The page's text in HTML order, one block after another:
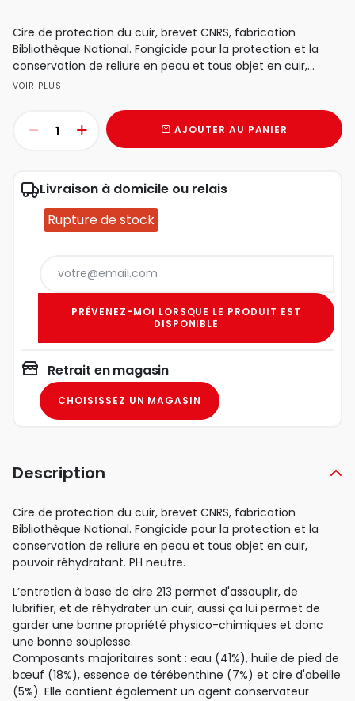
Cire de protection du cuir, brevet CNRS, fabrication
Bibliothèque National. Fongicide pour la protection et la
conservation de reliure en peau et tous objet en cuir,...
VOIR PLUS
AJOUTER AU PANIER
Livraison à domicile ou relais
Rupture de stock
PRÉVENEZ-MOI LORSQUE LE PRODUIT EST
DISPONIBLE
Retrait en magasin
CHOISISSEZ UN MAGASIN
Description
Cire de protection du cuir, brevet CNRS, fabrication
Bibliothèque National. Fongicide pour la protection et la
conservation de reliure en peau et tous objet en cuir,
pouvoir réhydratant. PH neutre.
L’entretien à base de cire 213 permet d'assouplir, de
lubrifier, et de réhydrater un cuir, aussi ça lui permet de
garder une bonne propriété physico-chimiques et donc
une bonne souplesse.
Composants majoritaires sont : eau (41%), huile de pied de
bœuf (18%), essence de térébenthine (7%) et cire d'abeille
(5%). Elle contient également un agent conservateur